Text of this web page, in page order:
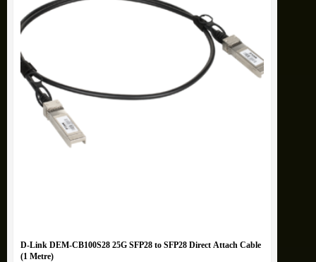
D-Link DEM-CB100S28 25G SFP28 to SFP28 Direct Attach Cable
(1 Metre)